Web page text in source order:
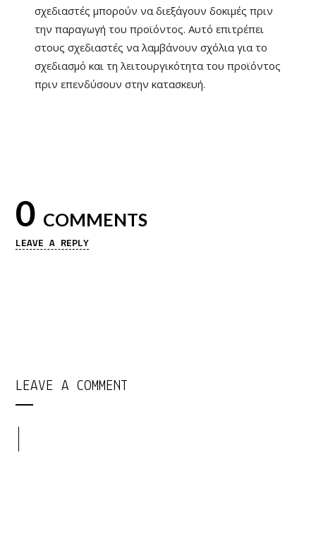
σχεδιαστές μπορούν να διεξάγουν δοκιμές πριν
την παραγωγή του προϊόντος. Αυτό επιτρέπει
στους σχεδιαστές να λαμβάνουν σχόλια για το
σχεδιασμό και τη λειτουργικότητα του προϊόντος
πριν επενδύσουν στην κατασκευή.
0 COMMENTS
LEAVE A REPLY
LEAVE A COMMENT